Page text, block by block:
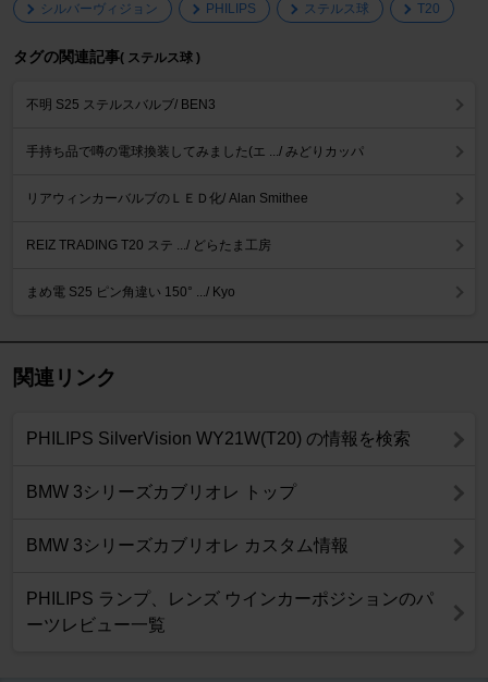
シルバーヴィジョン PHILIPS ステルス球 T20
タグの関連記事( ステルス球 )
不明 S25 ステルスバルブ/ BEN3
手持ち品で噂の電球換装してみました(エ .../ みどりカッパ
リアウィンカーバルブのＬＥＤ化/ Alan Smithee
REIZ TRADING T20 ステ .../ どらたま工房
まめ電 S25 ピン角違い 150° .../ Kyo
関連リンク
PHILIPS SilverVision WY21W(T20) の情報を検索
BMW 3シリーズカブリオレ トップ
BMW 3シリーズカブリオレ カスタム情報
PHILIPS ランプ、レンズ ウインカーポジションのパ
ーツレビュー一覧